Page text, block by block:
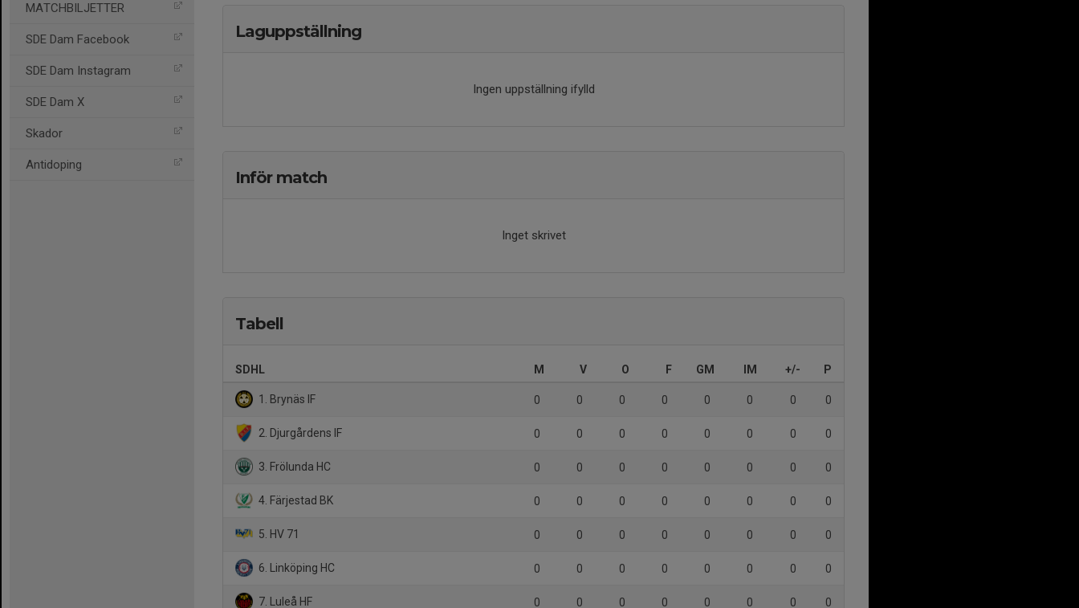
MATCHBILJETTER
SDE Dam Facebook
SDE Dam Instagram
SDE Dam X
Skador
Antidoping
Laguppställning
Ingen uppställning ifylld
Inför match
Inget skrivet
Tabell
SDHL M V O F GM IM +/- P
1. Brynäs IF 0 0 0 0 0 0 0 0
2. Djurgårdens IF 0 0 0 0 0 0 0 0
3. Frölunda HC 0 0 0 0 0 0 0 0
4. Färjestad BK 0 0 0 0 0 0 0 0
5. HV 71 0 0 0 0 0 0 0 0
6. Linköping HC 0 0 0 0 0 0 0 0
7. Luleå HF 0 0 0 0 0 0 0 0